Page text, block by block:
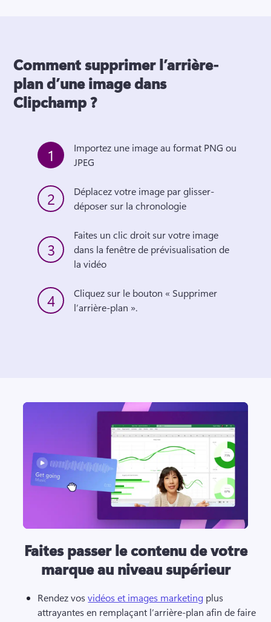
Comment supprimer l’arrière-
plan d’une image dans
Clipchamp ?
1
Importez une image au format PNG ou
JPEG
2
Déplacez votre image par glisser-
déposer sur la chronologie
3
Faites un clic droit sur votre image
dans la fenêtre de prévisualisation de
la vidéo
4
Cliquez sur le bouton « Supprimer
l’arrière-plan ».
Faites passer le contenu de votre
marque au niveau supérieur
Rendez vos vidéos et images marketing plus
attrayantes en remplaçant l’arrière-plan afin de faire